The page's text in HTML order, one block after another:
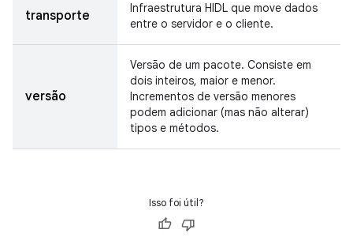
transporte
Infraestrutura HIDL que move dados
entre o servidor e o cliente.
versão
Versão de um pacote. Consiste em
dois inteiros, maior e menor.
Incrementos de versão menores
podem adicionar (mas não alterar)
tipos e métodos.
Isso foi útil?